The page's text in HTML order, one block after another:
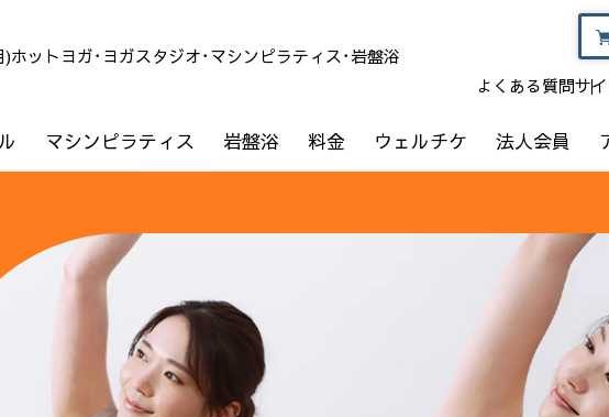
ホットヨガ･ヨガスタジオ･マシンピラティス･岩盤浴
よくある質問サ
マシンピラティス 岩盤浴 料金 ウェルチケ 法人会員